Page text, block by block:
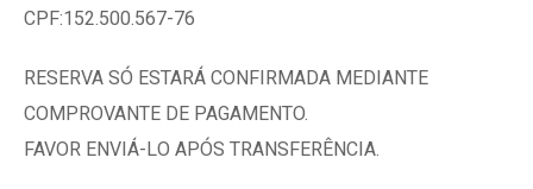
CPF:152.500.567-76
RESERVA SÓ ESTARÁ CONFIRMADA MEDIANTE
COMPROVANTE DE PAGAMENTO.
FAVOR ENVIÁ-LO APÓS TRANSFERÊNCIA.